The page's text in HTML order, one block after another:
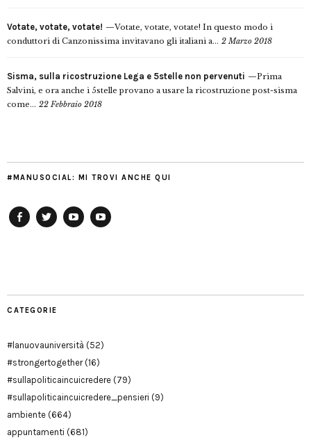
Votate, votate, votate!
Votate, votate, votate! In questo modo i
conduttori di Canzonissima invitavano gli italiani a... 2 Marzo 2018
Sisma, sulla ricostruzione Lega e 5stelle non pervenuti
Prima
Salvini, e ora anche i 5stelle provano a usare la ricostruzione post-sisma
come... 22 Febbraio 2018
#MANUSOCIAL: MI TROVI ANCHE QUI
CATEGORIE
#lanuovauniversità (52)
#strongertogether(16)
#sullapoliticaincuicredere (79)
#sullapoliticaincuicredere_pensieri (9)
ambiente (664)
appuntamenti (681)